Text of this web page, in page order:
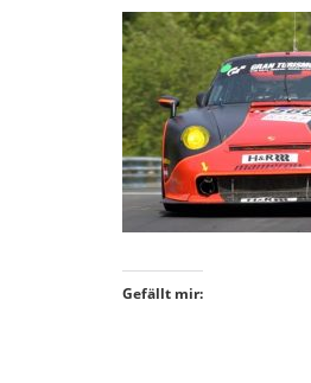
Gefällt mir: